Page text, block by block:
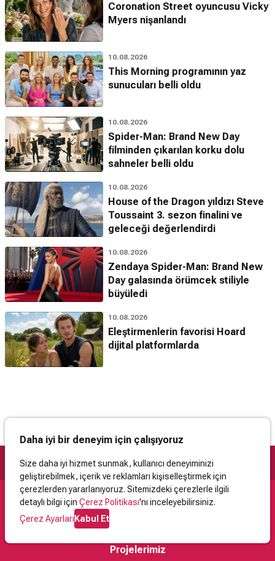
Coronation Street oyuncusu Vicky
Myers nişanlandı
10.08.2026
This Morning programının yaz
sunucuları belli oldu
10.08.2026
Spider-Man: Brand New Day
filminden çıkarılan korku dolu
sahneler belli oldu
10.08.2026
House of the Dragon yıldızı Steve
Toussaint 3. sezon finalini ve
geleceği değerlendirdi
10.08.2026
Zendaya Spider-Man: Brand New
Day galasında örümcek stiliyle
büyüledi
10.08.2026
Eleştirmenlerin favorisi Hoard
dijital platformlarda
Daha iyi bir deneyim için çalışıyoruz
Size daha iyi hizmet sunmak, kullanıcı deneyiminizi
geliştirebilmek, içerik ve reklamları kişiselleştirmek için
çerezlerden yararlanıyoruz. Sitemizdeki çerezlerle ilgili
detaylı bilgi için Çerez Politikası'nı inceleyebilirsiniz.
Çerez AyarlarıKabul Et
Destek
İletişimYardımKullanıcı Sözleşmesi
Projelerimiz